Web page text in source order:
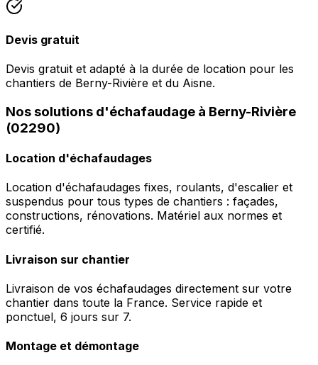
Devis gratuit
Devis gratuit et adapté à la durée de location pour les
chantiers de Berny-Rivière et du Aisne.
Nos solutions d'échafaudage à Berny-Rivière
(02290)
Location d'échafaudages
Location d'échafaudages fixes, roulants, d'escalier et
suspendus pour tous types de chantiers : façades,
constructions, rénovations. Matériel aux normes et
certifié.
Livraison sur chantier
Livraison de vos échafaudages directement sur votre
chantier dans toute la France. Service rapide et
ponctuel, 6 jours sur 7.
Montage et démontage